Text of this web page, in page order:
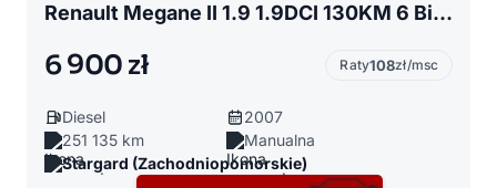
Renault Megane II 1.9 1.9DCI 130KM 6 Biegów Lifting Potwierdzony Przebieg Kombi ISOFIX
6 900 zł Raty108zł/msc
Diesel
2007
251 135 km
Manualna
Stargard (Zachodniopomorskie)